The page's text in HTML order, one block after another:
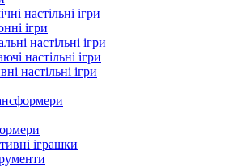
настільні ігри
ігри
настільні ігри
настільні ігри
настільні ігри
іграшки